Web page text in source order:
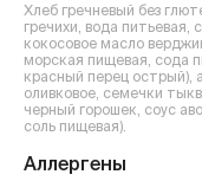
Хлеб гречневый без
гречихи, вода
кокосовое масло
морская пищевая, сода
красный перец острый),
оливковое, семечки
черный горошек, соус
соль пищевая).
Аллергены